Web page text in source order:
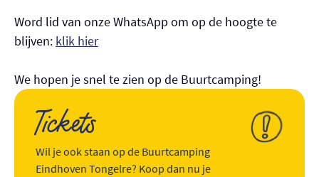
Word lid van onze WhatsApp om op de hoogte te
blijven: klik hier
We hopen je snel te zien op de Buurtcamping!
Tickets
Wil je ook staan op de Buurtcamping
Eindhoven Tongelre? Koop dan nu je